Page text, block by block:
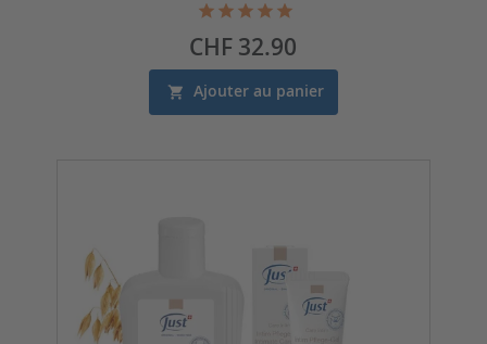
Prix
CHF 32.90
Ajouter au panier